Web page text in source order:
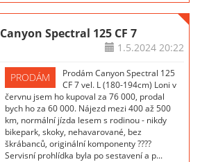
Canyon Spectral 125 CF 7
1.5.202420:22
PRODÁM
Prodám Canyon Spectral 125
CF 7 vel. L (180-194cm) Loni v
červnu jsem ho kupoval za 76 000, prodal
bych ho za 60 000. Nájezd mezi 400 až 500
km, normální jízda lesem s rodinou - nikdy
bikepark, skoky, nehavarované, bez
škrábanců, originální komponenty ????
Servisní prohlídka byla po sestavení a p...